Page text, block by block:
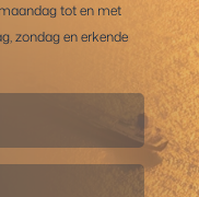
tot en met
zondag en erkende